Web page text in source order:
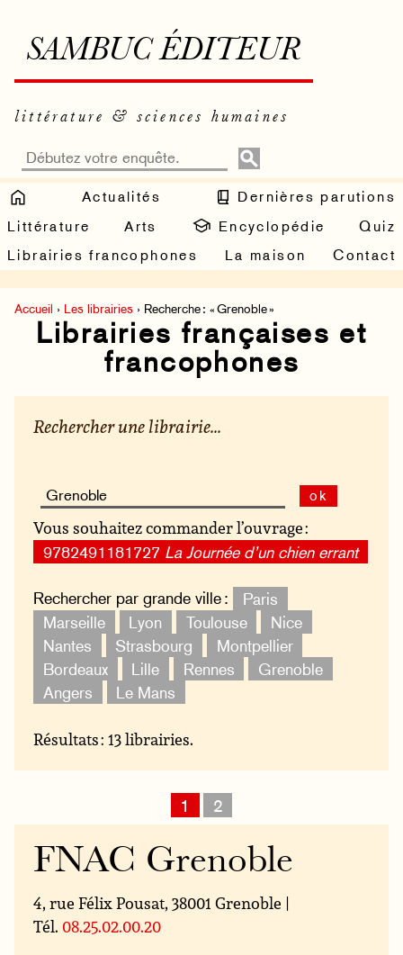
SAMBUC ÉDITEUR
littérature & sciences humaines
Actualités
Dernières parutions
Littérature
Arts Encyclopédie
Quiz
Librairies francophones
La maison Contact
Accueil › Les librairies › Recherche : « Grenoble »
Librairies françaises et
francophones
Rechercher une librairie...
ok
Vous souhaitez commander l’ouvrage :
9782491181727 La Journée d’un chien errant
Rechercher par grande ville :
Paris
Marseille
Lyon Toulouse
Nice
Nantes
Strasbourg
Montpellier
Bordeaux
Lille Rennes
Grenoble
Angers
Le Mans
Résultats : 13 librairies.
1 2
FNAC Grenoble
4, rue Félix Pousat, 38001 Grenoble |
Tél. 08.25.02.00.20